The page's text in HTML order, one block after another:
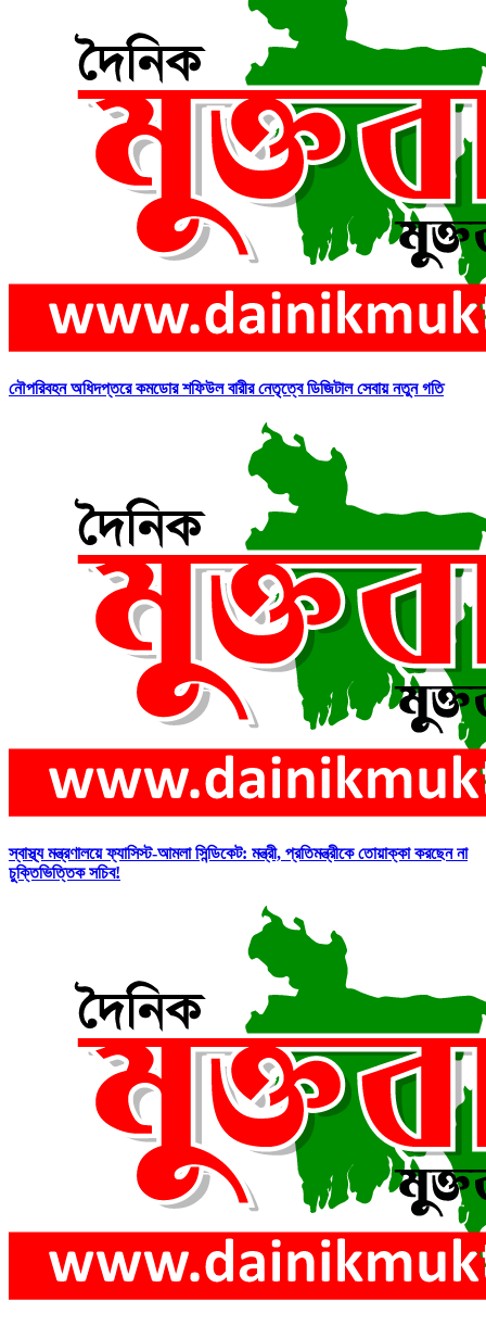
নৌপরিবহন অধিদপ্তরে কমডোর শফিউল বারীর নেতৃত্বে ডিজিটাল সেবায় নতুন গতি
স্বাস্থ্য মন্ত্রণালয়ে ফ্যাসিস্ট-আমলা সিন্ডিকেট: মন্ত্রী, প্রতিমন্ত্রীকে তোয়াক্কা করছেন না
চুক্তিভিত্তিক সচিব!